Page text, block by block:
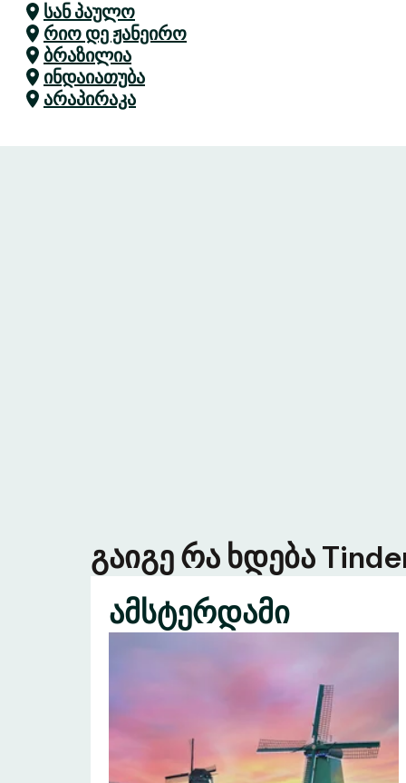
სან პაულო
რიო დე ჟანეირო
ბრაზილია
ინდაიათუბა
არაპირაკა
გაიგე რა ხდება
ამსტერდამი